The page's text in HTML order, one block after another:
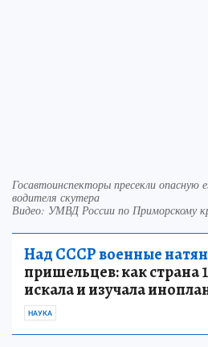
Госавтоинспекторы пресекли опасную
водителя скутера
Видео: УМВД России по Приморскому
Над СССР военные
пришельцев: как страна
искала и изучала
НАУКА